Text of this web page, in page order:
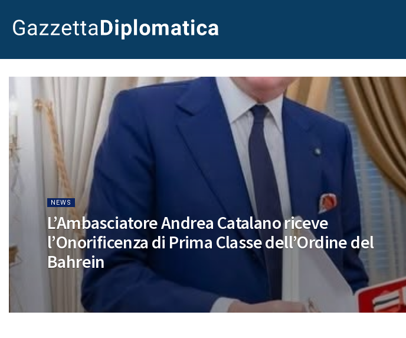
NEWS
L’Ambasciatore Andrea Catalano riceve
l’Onorificenza di Prima Classe dell’Ordine del
Bahrein